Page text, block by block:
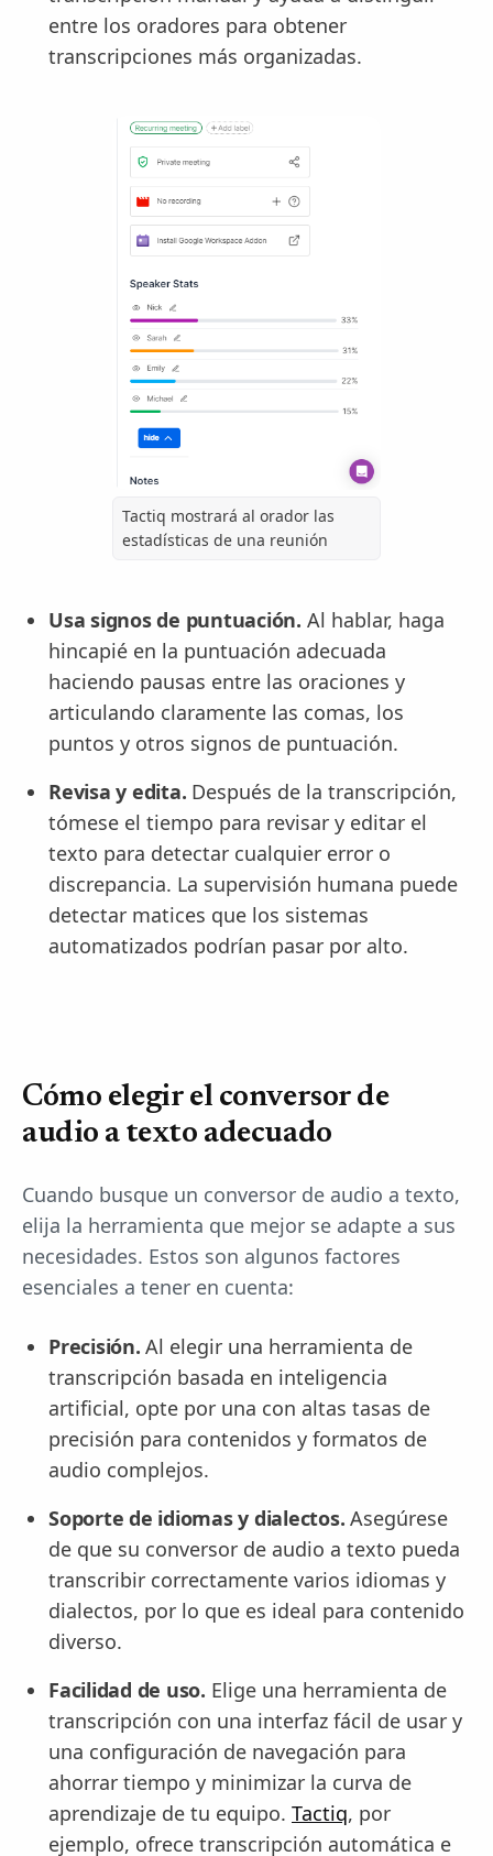
entre los oradores para obtener
transcripciones más organizadas.
Tactiq mostrará al orador las
estadísticas de una reunión
Usa signos de puntuación. Al hablar, haga
hincapié en la puntuación adecuada
haciendo pausas entre las oraciones y
articulando claramente las comas, los
puntos y otros signos de puntuación.
Revisa y edita. Después de la transcripción,
tómese el tiempo para revisar y editar el
texto para detectar cualquier error o
discrepancia. La supervisión humana puede
detectar matices que los sistemas
automatizados podrían pasar por alto.
Cómo elegir el conversor de
audio a texto adecuado
Cuando busque un conversor de audio a texto,
elija la herramienta que mejor se adapte a sus
necesidades. Estos son algunos factores
esenciales a tener en cuenta:
Precisión.Al elegir una herramienta de
transcripción basada en inteligencia
artificial, opte por una con altas tasas de
precisión para contenidos y formatos de
audio complejos.
Soporte de idiomas y dialectos. Asegúrese
de que su conversor de audio a texto pueda
transcribir correctamente varios idiomas y
dialectos, por lo que es ideal para contenido
diverso.
Facilidad de uso. Elige una herramienta de
transcripción con una interfaz fácil de usar y
una configuración de navegación para
ahorrar tiempo y minimizar la curva de
aprendizaje de tu equipo. Tactiq, por
ejemplo, ofrece transcripción automática e